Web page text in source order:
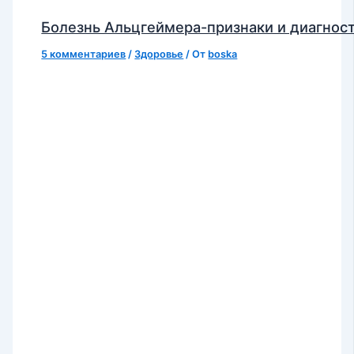
Болезнь Альцгеймера-признаки и
5 комментариев /Здоровье / От boska